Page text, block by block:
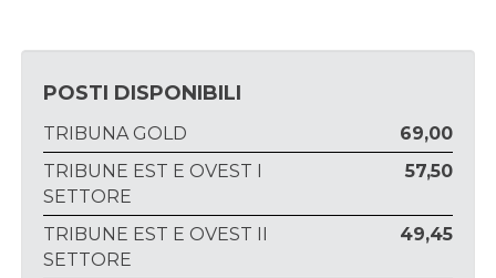
POSTI DISPONIBILI
TRIBUNA GOLD
69,00
TRIBUNE EST E OVEST I
SETTORE
57,50
TRIBUNE EST E OVEST II
SETTORE
49,45